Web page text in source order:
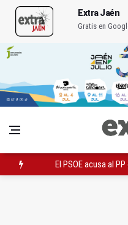
Extra Jaén
Gratis en
El PSOE acusa al